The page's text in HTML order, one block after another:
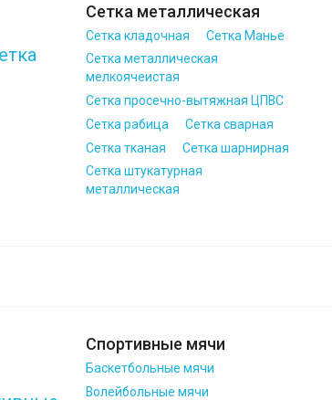
Сетка металлическая
Сетка кладочная
Сетка Манье
Сетка металлическая
мелкоячеистая
Сетка просечно-вытяжная ЦПВС
Сетка рабица
Сетка сварная
Сетка тканая
Сетка шарнирная
Сетка штукатурная
металлическая
Спортивные мячи
Баскетбольные мячи
Волейбольные мячи